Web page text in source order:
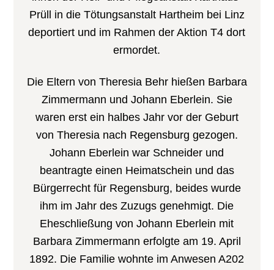
Prüll in die Tötungsanstalt Hartheim bei Linz
deportiert und im Rahmen der Aktion T4 dort
ermordet.
Die Eltern von Theresia Behr hießen Barbara
Zimmermann und Johann Eberlein. Sie
waren erst ein halbes Jahr vor der Geburt
von Theresia nach Regensburg gezogen.
Johann Eberlein war Schneider und
beantragte einen Heimatschein und das
Bürgerrecht für Regensburg, beides wurde
ihm im Jahr des Zuzugs genehmigt. Die
Eheschließung von Johann Eberlein mit
Barbara Zimmermann erfolgte am 19. April
1892. Die Familie wohnte im Anwesen A202